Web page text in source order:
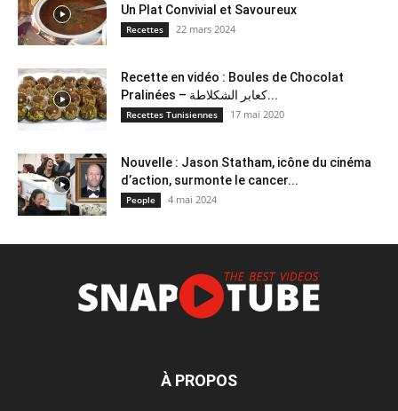
Un Plat Convivial et Savoureux
Recettes 22 mars 2024
Recette en vidéo : Boules de Chocolat
Pralinées – كعابر الشكلاطة...
Recettes Tunisiennes 17 mai 2020
Nouvelle : Jason Statham, icône du cinéma
d’action, surmonte le cancer...
People 4 mai 2024
À PROPOS